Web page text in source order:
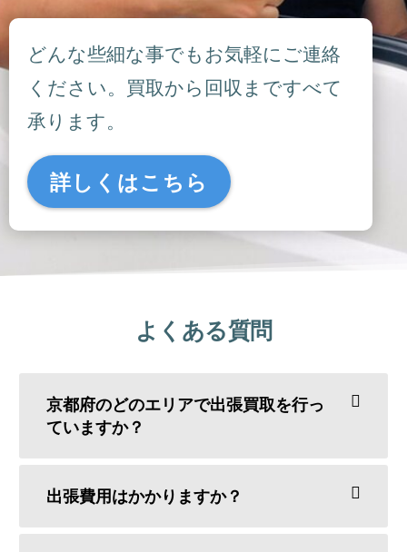
どんな些細な事でもお気軽にご連絡
ください。買取から回収まですべて
承ります。
詳しくはこちら
よくある質問
京都府のどのエリアで出張買取を行っ
ていますか？
出張費用はかかりますか？